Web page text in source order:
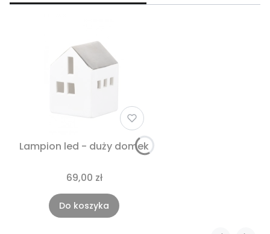
Lampion led - duży domek
69,00 zł
Do koszyka